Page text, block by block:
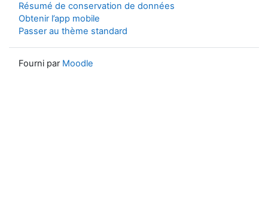
Résumé de conservation de données
Obtenir l’app mobile
Passer au thème standard
Fourni par Moodle